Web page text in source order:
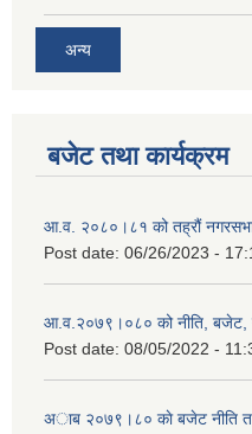
अन्य
बजेट तथा कार्यक्रम
आ.व. २०८०।८१ को तह्रौं
Post date: 06/26/2023 -
आ.व.२०७९।०८० को नीति, बजेट,
Post date: 08/05/2022 -
अाब २०७९।८० काे बजेट नीति